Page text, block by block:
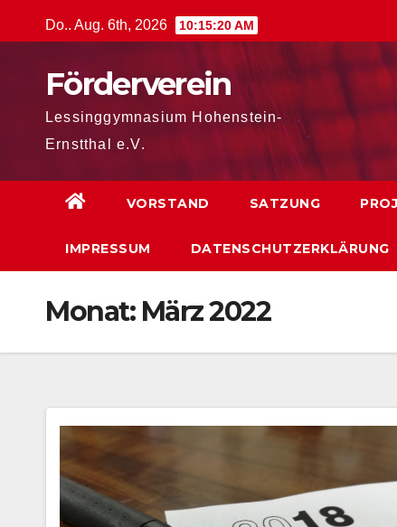
Inhalt
Do.. Aug. 6th, 2026 10:15:21 AM
Förderverein
Lessinggymnasium Hohenstein-
Ernstthal e.V.
VORSTAND SATZUNG
IMPRESSUM DATENSCHUTZERKLÄRUNG
Monat: März 2022